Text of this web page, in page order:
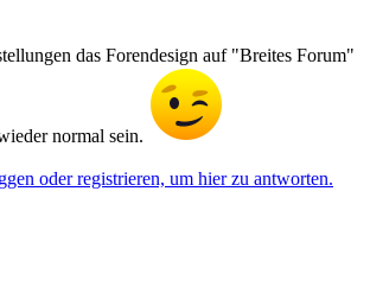
das Forendesign auf "Breites Forum"
normal sein.
oder registrieren, um hier zu antworten.